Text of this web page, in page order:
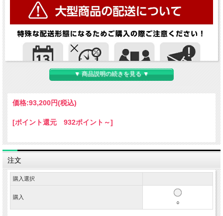
▼ 商品説明の続きを見る ▼
価格:93,200円(税込)
[ポイント還元 932ポイント～]
注文
購入選択
購入
○